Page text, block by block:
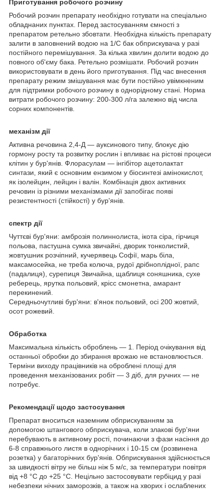
Приготування робочого розчину
Робочий розчин препарату необхідно готувати на спеціально
обладнаних пунктах. Перед застосуванням ємності з
препаратом ретельно збовтати. Необхідна кількість препарату
залити в заповнений водою на 1/C бак обприскувача у разі
постійного перемішування. За кілька хвилин долити водою до
повного об'єму бака. Ретельно розмішати. Робочий розчин
використовувати в день його приготування. Під час внесення
препарату режим змішування має бути постійно увімкненим
для підтримки робочого розчину в однорідному стані. Норма
витрати робочого розчину: 200-300 л/га залежно від числа
сорних компонентів.
механізм дії
Активна речовина 2,4-Д — ауксинового типу, блокує дію
гормону росту та розвитку рослин і впливає на рістові процеси
клітин у бур'янів. Флорасулам — інгібітор ацетолактат
синтази, який є основним ензимом у біосинтезі амінокислот,
як ізолейцин, лейцин і валін. Комбінація двох активних
речовин із різними механізмами дії запобігає появі
резистентності (стійкості) у бур'янів.
спектр дії
Чуттєві бур'яни: амброзія полиннолиста, ікота сіра, гірчиця
польова, пастушна сумка звичайні, дворик тонколистий,
жовтушник розчіпний, кучерявець Софії, марь біла,
максамосейка, не треба колюча, рудої дрібноплідної, рапс
(падалиця), сурепиця Звичайна, щаблиця соняшника, сухе
реберець, ярутка польовий, крісс смонетна, амарант
перекинений.
Середньочутливі бур'яни: в'янок польовий, осі 200 жовтий,
осот рожевий.
Обработка
Максимальна кількість оброблень — 1. Період очікування від
останньої обробки до збирання врожаю не встановлюється.
Терміни виходу працівників на оброблені площі для
проведення механізованих робіт — 3 діб, для ручних — не
потребує.
Рекомендації щодо застосування
Препарат вноситься наземним обприскуванням за
допомогою штангового обприскувача, коли злакові бур'яни
перебувають в активному рості, починаючи з фази насіння до
6-8 справжнього листя в однорічних і 10-15 см (розвинена
розетка) у багаторічних бур'янів. Обприскування здійснюється
за швидкості вітру не більш ніж 5 м/с, за температури повітря
від +8 °C до +25 °C. Нецільно застосовувати гербіцид у разі
небезпеки нічних заморозків, а також на хворих і ослаблених